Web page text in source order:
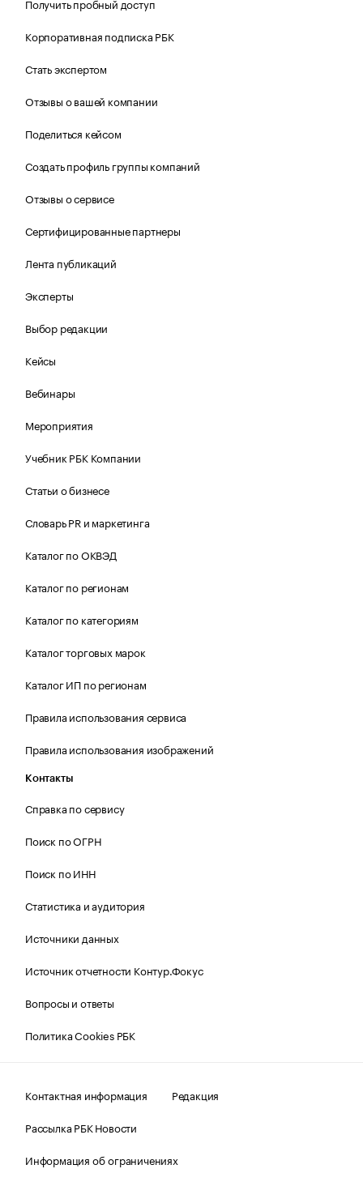
Получить пробный доступ
Корпоративная подписка РБК
Стать экспертом
Отзывы о вашей компании
Поделиться кейсом
Создать профиль группы компаний
Отзывы о сервисе
Сертифицированные партнеры
Лента публикаций
Эксперты
Выбор редакции
Кейсы
Вебинары
Мероприятия
Учебник РБК Компании
Статьи о бизнесе
Словарь PR и маркетинга
Каталог по ОКВЭД
Каталог по регионам
Каталог по категориям
Каталог торговых марок
Каталог ИП по регионам
Правила использования сервиса
Правила использования изображений
Контакты
Справка по сервису
Поиск по ОГРН
Поиск по ИНН
Статистика и аудитория
Источники данных
Источник отчетности Контур.Фокус
Вопросы и ответы
Политика Cookies РБК
Контактная информация
Редакция
Рассылка РБК Новости
Информация об ограничениях